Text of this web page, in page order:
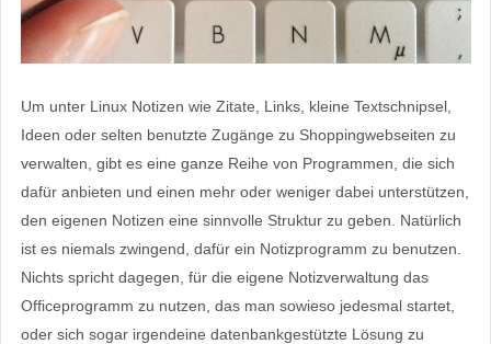
Um unter Linux Notizen wie Zitate, Links, kleine Textschnipsel,
Ideen oder selten benutzte Zugänge zu Shoppingwebseiten zu
verwalten, gibt es eine ganze Reihe von Programmen, die sich
dafür anbieten und einen mehr oder weniger dabei unterstützen,
den eigenen Notizen eine sinnvolle Struktur zu geben. Natürlich
ist es niemals zwingend, dafür ein Notizprogramm zu benutzen.
Nichts spricht dagegen, für die eigene Notizverwaltung das
Officeprogramm zu nutzen, das man sowieso jedesmal startet,
oder sich sogar irgendeine datenbankgestützte Lösung zu